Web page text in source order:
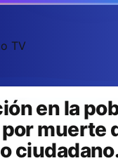
en la
muerte